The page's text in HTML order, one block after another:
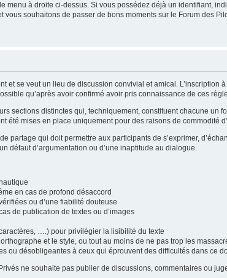
menu à droite ci-dessus. Si vous possédez déjà un identifiant,
vous souhaitons de passer de bons moments sur le Forum des
et se veut un lieu de discussion convivial et amical.
qu’après avoir confirmé avoir pris connaissance de ces
sections distinctes qui, techniquement, constituent chacune
été mises en place uniquement pour des raisons de commodité
partage qui doit permettre aux participants de s’exprimer,
défaut d’argumentation ou d’une inaptitude au dialogue.
en cas de profond désaccord
ou d’une fiabilité douteuse
de publication de textes ou d’images
….) pour privilégier la lisibilité du texte
et le style, ou tout au moins de ne pas trop les
ou désobligeantes à ceux qui éprouvent des difficultés dans ce
ne souhaite pas publier de discussions, commentaires ou